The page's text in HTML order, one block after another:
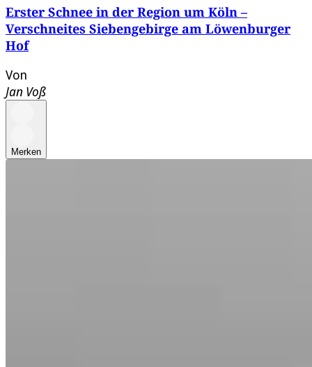
Erster Schnee in der Region um Köln –
Verschneites Siebengebirge am Löwenburger
Hof
Von
Jan Voß
Merken